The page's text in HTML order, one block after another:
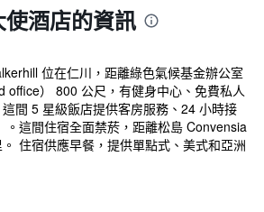
酒店的資訊
位在仁川，距離綠色氣候基金辦公室
office） 800 公尺，有健身中心、免費私人
間 5 星級飯店提供客房服務、24 小時接
。這間住宿全面禁菸，距離松島 Convensia
住宿供應早餐，提供單點式、美式和亞洲